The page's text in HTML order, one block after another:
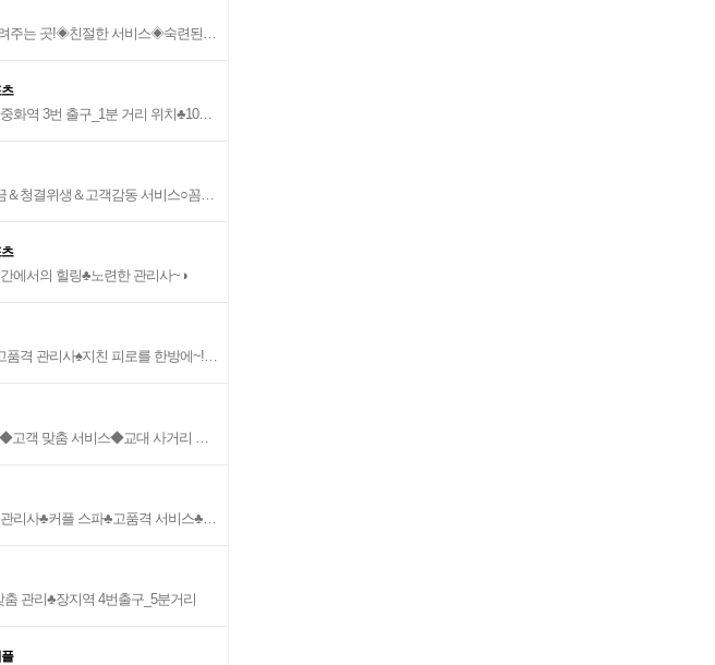
주는 곳!◈친절한 서비스◈숙련된
역 3번 출구_1분 거리 위치♣100%
＆청결위생＆고객감동 서비스○꼼꼼
에서의 힐링♣노련한 관리사~◑
격 관리사♠지친 피로를 한방에~!♠
객 맞춤 서비스◆교대 사거리 하
리사♣커플 스파♣고품격 서비스♣힐
관리♣장지역 4번출구_5분거리